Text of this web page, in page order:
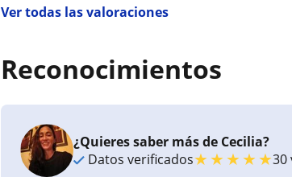
Ver todas las valoraciones
Reconocimientos
¿Quieres saber más de Cecilia?
Datos verificados★★★★★30